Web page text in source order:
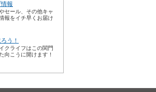
報
セール、その他キャ
報をイチ早くお届け
う！
クライフはこの関門
向こうに開けます！